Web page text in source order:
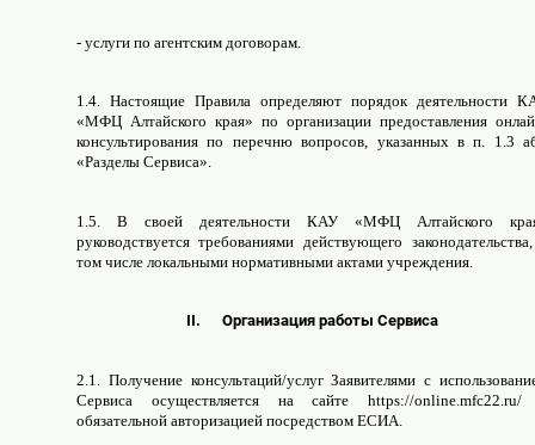
- услуги по агентским договорам.
1.4. Настоящие Правила определяют порядок деятельности
«МФЦ Алтайского края» по организации предоставления
консультирования по перечню вопросов, указанных в п. 1.3
«Разделы Сервиса».
1.5. В своей деятельности КАУ «МФЦ Алтайского
руководствуется требованиями действующего
том числе локальными нормативными актами учреждения.
II. Организация работы Сервиса
2.1. Получение консультаций/услуг Заявителями с
Сервиса осуществляется на сайте https://
обязательной авторизацией посредством ЕСИА.